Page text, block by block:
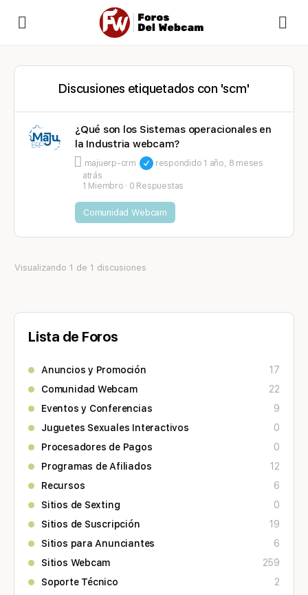
Discusiones etiquetados con 'scm'
¿Qué son los Sistemas operacionales en
la Industria webcam?
majuerp-crm respondido 1 año, 8 meses
atrás
1 Miembro · 0 Respuestas
Comunidad Webcam
Visualizando 1 de 1 discusiones
Lista de Foros
Anuncios y Promoción
17
Comunidad Webcam
22
Eventos y Conferencias
9
Juguetes Sexuales Interactivos
0
Procesadores de Pagos
0
Programas de Afiliados
12
Recursos
6
Sitios de Sexting
0
Sitios de Suscripción
19
Sitios para Anunciantes
6
Sitios Webcam
259
Soporte Técnico
2